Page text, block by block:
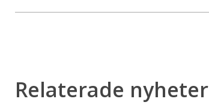
Relaterade nyheter